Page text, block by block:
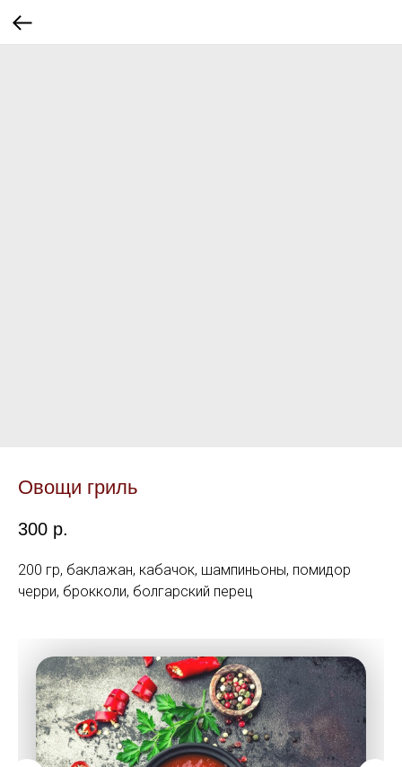
Овощи гриль
300 р.
200 гр, баклажан, кабачок, шампиньоны, помидор
черри, брокколи, болгарский перец